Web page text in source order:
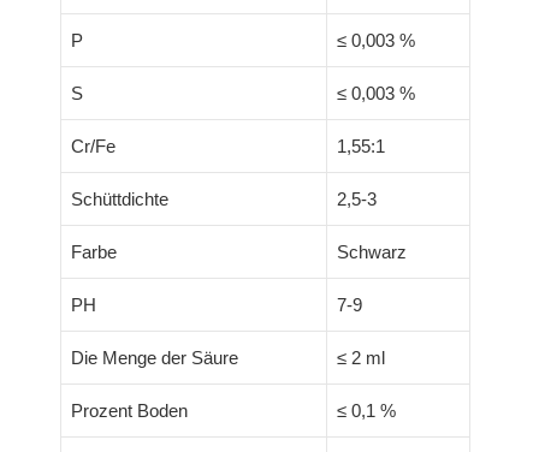
P ≤ 0,003 %
S ≤ 0,003 %
Cr/Fe 1,55:1
Schüttdichte 2,5-3
Farbe Schwarz
PH 7-9
Die Menge der Säure ≤ 2 ml
Prozent Boden ≤ 0,1 %